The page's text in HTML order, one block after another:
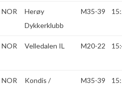
NOR
Herøy
Dykkerklubb
M35-39
NOR Velledalen IL M20-22
NOR
Kondis /
M35-39